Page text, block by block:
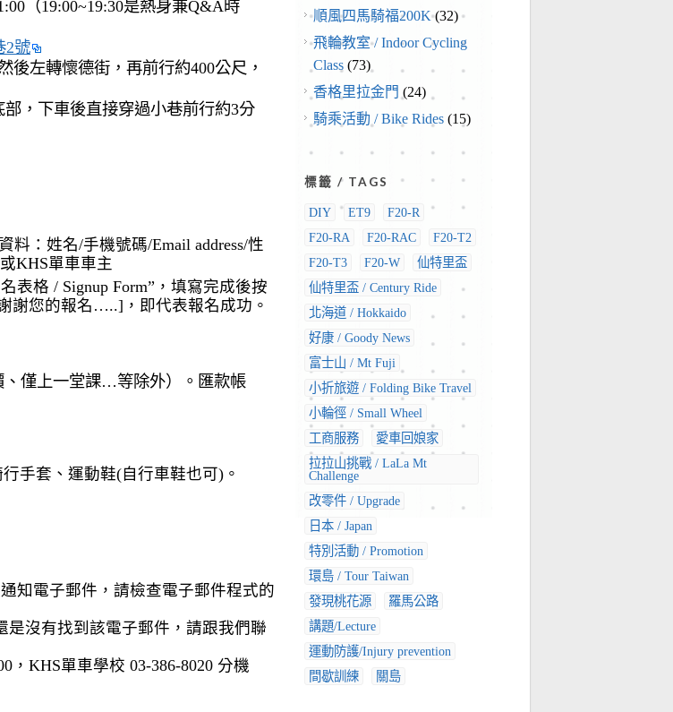
（19:00~19:30是熱身兼Q&A時
2號
後左轉懷德街，再前行約400公尺，
，下車後直接穿過小巷前行約3分
料：姓名/手機號碼/Email address/性
KHS單車車主
表格 / Signup Form”，填寫完成後按
謝您的報名…..]，即代表報名成功。
、僅上一堂課…等除外）。匯款帳
手套、運動鞋(自行車鞋也可)。
知電子郵件，請檢查電子郵件程式的
沒有找到該電子郵件，請跟我們聯
，KHS單車學校 03-386-8020 分機
順風四馬騎福200K(32)
飛輪教室 / Indoor Cycling
Class (73)
香格里拉金門 (24)
騎乘活動 / Bike Rides (15)
標籤 / TAGS
DIY ET9
F20-R
F20-RA
F20-RAC
F20-T2
F20-T3
F20-W
仙特里盃
仙特里盃 / Century Ride
北海道 / Hokkaido
好康 / Goody News
富士山 / Mt Fuji
小折旅遊 / Folding Bike Travel
小輪徑 / Small Wheel
工商服務
愛車回娘家
拉拉山挑戰 / LaLa Mt
Challenge
改零件 / Upgrade
日本 / Japan
特別活動 / Promotion
環島 / Tour Taiwan
發現桃花源
羅馬公路
講題/Lecture
運動防護/Injury prevention
間歇訓練
關島